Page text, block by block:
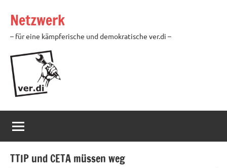
Inhalt
springen
Netzwerk
– für eine kämpferische und demokratische ver.di –
TTIP und CETA müssen weg